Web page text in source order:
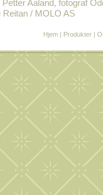
Aaland, fotograf
/ MOLO AS
Hjem | Produkter |